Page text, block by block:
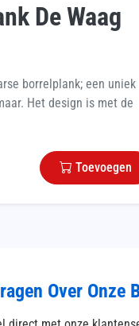
De Waag
borrelplank; een uniek
Het design is met de
Toevoegen
Over Onze